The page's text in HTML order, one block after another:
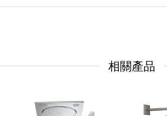
相關產品